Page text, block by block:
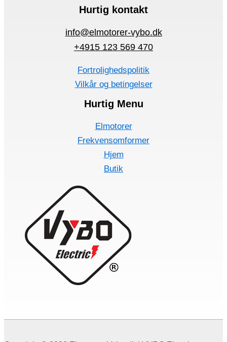
Hurtig kontakt
info@elmotorer-vybo.dk
+4915 123 569 470
Fortrolighedspolitik
Vilkår og betingelser
Hurtig Menu
Elmotorer
Frekvensomformer
Hjem
Butik